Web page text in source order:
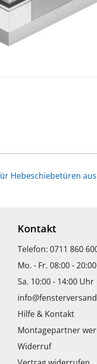
Hebeschiebetüren
Kontakt
Telefon: 0711 860
Mo. - Fr. 08:00 -
Sa. 10:00 - 14:00 Uhr
Hilfe & Kontakt
Montagepartner
Widerruf